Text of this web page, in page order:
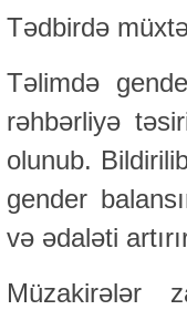
Tədbirdə
Təlimdə
rəhbərliyə
olunub.
gender
və ədaləti
Müzakirələr